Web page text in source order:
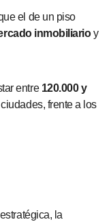
el de un piso
inmobiliarioy
entre 120.000 y
frente a los
la